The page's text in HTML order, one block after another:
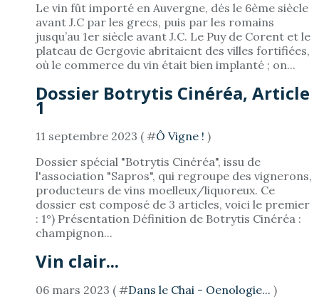
Le vin fût importé en Auvergne, dés le 6ème siècle
avant J.C par les grecs, puis par les romains
jusqu’au 1er siècle avant J.C. Le Puy de Corent et le
plateau de Gergovie abritaient des villes fortifiées,
où le commerce du vin était bien implanté ; on...
Dossier Botrytis Cinéréa, Article
1
11 septembre 2023 ( #Ô Vigne ! )
Dossier spécial "Botrytis Cinéréa", issu de
l'association "Sapros", qui regroupe des vignerons,
producteurs de vins moelleux/liquoreux. Ce
dossier est composé de 3 articles, voici le premier
: 1°) Présentation Définition de Botrytis Cinéréa :
champignon...
Vin clair...
06 mars 2023 ( #Dans le Chai - Oenologie... )